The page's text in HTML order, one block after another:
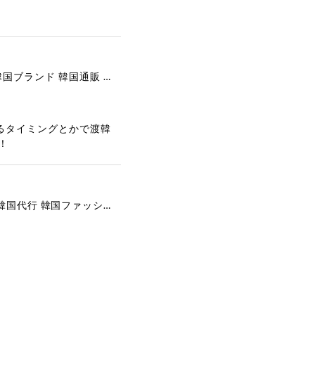
[COOR][WOMEN] Faux Suede Three-Button Blazer (Dark Brown) 正規品 韓国ブランド 韓国通販 韓国代行 韓国ファッション クール クーア クアー 日本 店舗
タイミングとかで渡韓
[COYSEIO] COY BUMBLE SNEAKERS GREY 正規品 韓国ブランド 韓国通販 韓国代行 韓国ファッション コイセイオ 日本 店舗